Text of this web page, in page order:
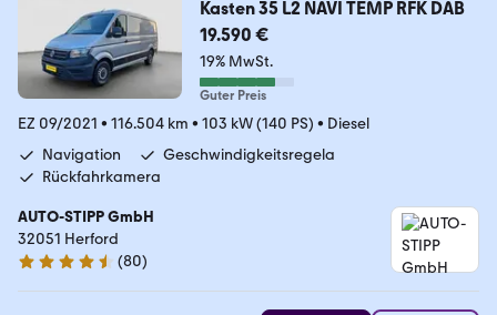
Kasten 35 L2 NAVI TEMP RFK DAB
19.590 €
19% MwSt.
Guter Preis
EZ 09/2021 • 116.504 km • 103 kW (140 PS) • Diesel
Navigation
Geschwindigkeitsregela
Rückfahrkamera
AUTO-STIPP GmbH
32051 Herford
4.3 Sterne
(80)